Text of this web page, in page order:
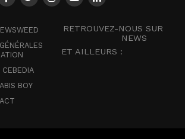
CEBEDIA
BOY
RETROUVEZ-NOUS SUR
NEWS
ET AILLEURS :